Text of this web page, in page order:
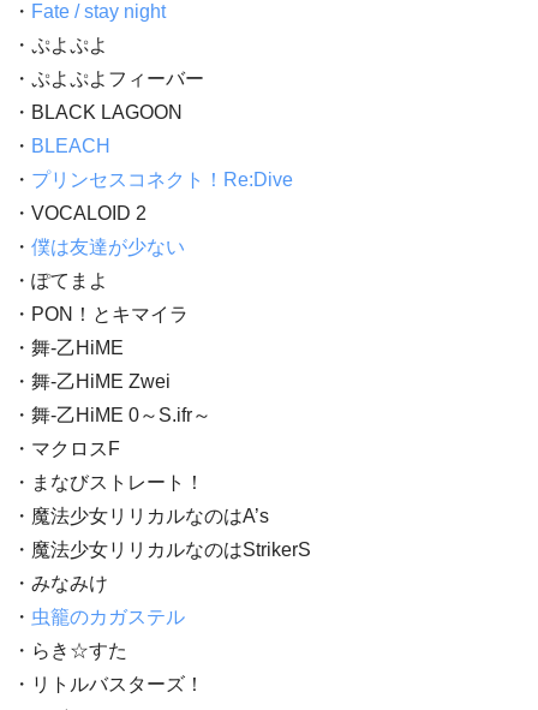
・ Fate / stay night
・ぷよぷよ
・ぷよぷよフィーバー
・BLACK LAGOON
・ BLEACH
・ プリンセスコネクト！Re:Dive
・VOCALOID 2
・ 僕は友達が少ない
・ぽてまよ
・PON！とキマイラ
・舞-乙HiME
・舞-乙HiME Zwei
・舞-乙HiME 0～S.ifr～
・マクロスF
・まなびストレート！
・魔法少女リリカルなのはA’s
・魔法少女リリカルなのはStrikerS
・みなみけ
・ 虫籠のカガステル
・らき☆すた
・リトルバスターズ！